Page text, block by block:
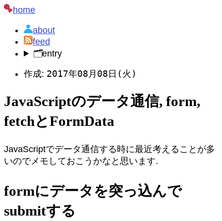
home
about
feed
🗂️entry
作成: 2017年08月08日(火)
JavaScriptのデータ通信, form,
fetchとFormData
JavaScriptでデータ通信する時に最近考えることが多
いのでメモしておこうかなと思います.
formにデータを突っ込んで
submitする